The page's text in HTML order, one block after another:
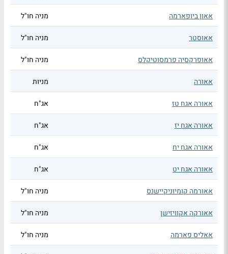
אאון ביופארמה מניה חו"ל
אאוסטר מניה חו"ל
אאופרקסיה פרמסוטיקלס מניה חו"ל
אאורה מניות
אאורה אגח טז אג"ח
אאורה אגח יז אג"ח
אאורה אגח יח אג"ח
אאורה אגח יט אג"ח
אאורמה קומיוניקיישנס מניה חו"ל
אאורקה אקוויזישן מניה חו"ל
אאליס פארמה מניה חו"ל